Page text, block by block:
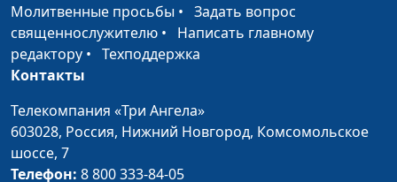
агорафобия
Страх крови
Мария Рожкова, Юрий
Бытовые страхи
Мария Рожкова, Юрий
Бондаренко, врач-нарколог
Боязнь
Мария Рожкова, Юрий
Молитвенные просьбы • Задать вопрос
священнослужителю • Написать главному
редактору • Техподдержка
Контакты
Телекомпания «Три Ангела»
603028, Россия, Нижний Новгород, Комсомольское
шоссе, 7
Телефон: 8 800 333-84-05